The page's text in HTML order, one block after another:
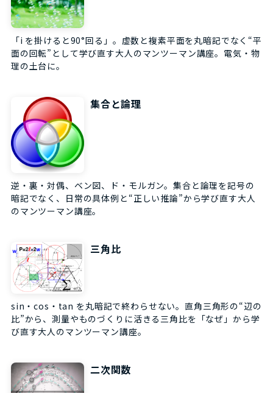
「i を掛けると90°回る」。虚数と複素平面を丸暗記でなく“平
面の回転”として学び直す大人のマンツーマン講座。電気・物
理の土台に。
集合と論理
逆・裏・対偶、ベン図、ド・モルガン。集合と論理を記号の
暗記でなく、日常の具体例と“正しい推論”から学び直す大人
のマンツーマン講座。
三角比
sin・cos・tan を丸暗記で終わらせない。直角三角形の“辺の
比”から、測量やものづくりに活きる三角比を「なぜ」から学
び直す大人のマンツーマン講座。
二次関数